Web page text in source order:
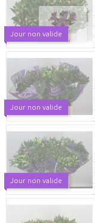
Jour non valide
Jour non valide
Jour non valide